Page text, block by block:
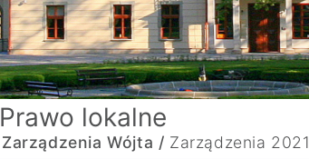
Prawo lokalne
Zarządzenia Wójta / Zarządzenia 2021